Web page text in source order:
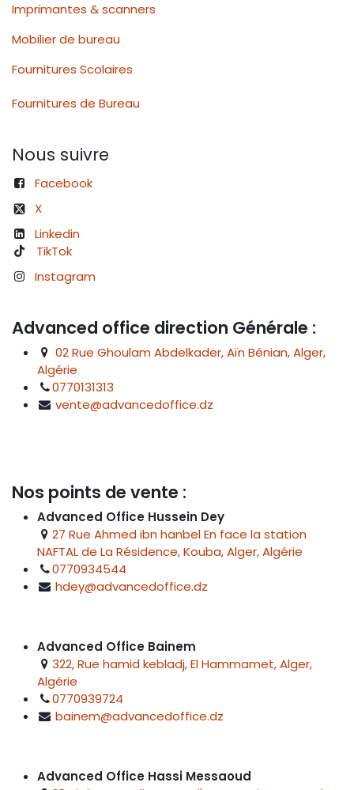
Imprimantes & scanners
Mobilier de bureau
Fournitures Scolaires
Fournitures de Bureau
Nous suivre
Facebook
X
Linkedin
TikTok
Instagram
Advanced office direction Générale :
02 Rue Ghoulam Abdelkader, Aïn Bénian, Alger,
Algérie
0770131313
vente@advancedoffice.dz
Nos points de vente :
Advanced Office Hussein Dey
27 Rue Ahmed ibn hanbel En face la station
NAFTAL de La Résidence, Kouba, Alger, Algérie
0770934544
hdey@advancedoffice.dz
Advanced Office Bainem
322, Rue hamid kebladj, El Hammamet, Alger,
Algérie
0770939724
bainem@advancedoffice.dz
Advanced Office Hassi Messaoud